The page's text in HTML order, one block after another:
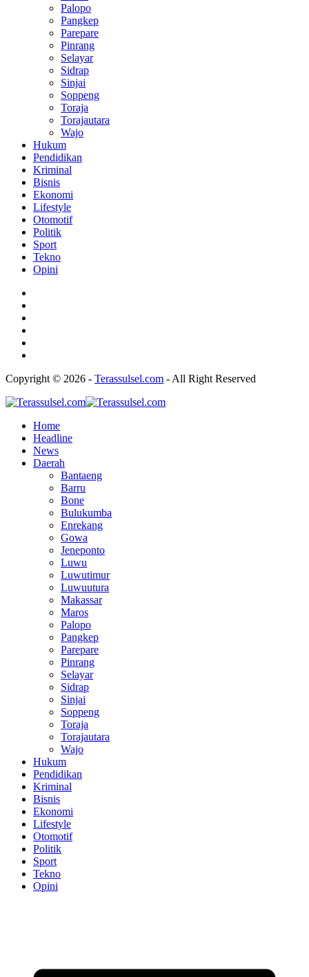
Palopo
Pangkep
Parepare
Pinrang
Selayar
Sidrap
Sinjai
Soppeng
Toraja
Torajautara
Wajo
Hukum
Pendidikan
Kriminal
Bisnis
Ekonomi
Lifestyle
Otomotif
Politik
Sport
Tekno
Opini
Copyright © 2026 - Terassulsel.com - All Right Reserved
Home
Headline
News
Daerah
Bantaeng
Barru
Bone
Bulukumba
Enrekang
Gowa
Jeneponto
Luwu
Luwutimur
Luwuutura
Makassar
Maros
Palopo
Pangkep
Parepare
Pinrang
Selayar
Sidrap
Sinjai
Soppeng
Toraja
Torajautara
Wajo
Hukum
Pendidikan
Kriminal
Bisnis
Ekonomi
Lifestyle
Otomotif
Politik
Sport
Tekno
Opini